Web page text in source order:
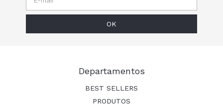
Departamentos
BEST SELLERS
PRODUTOS